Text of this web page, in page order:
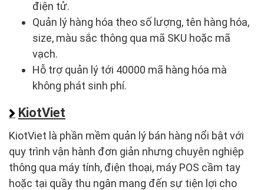
điện tử.
Quản lý hàng hóa theo số lượng, tên hàng hóa,
size, màu sắc thông qua mã SKU hoặc mã
vạch.
Hỗ trợ quản lý tới 40000 mã hàng hóa mà
không phát sinh phí.
KiotViet
KiotViet là phần mềm quản lý bán hàng nổi bật với
quy trình vận hành đơn giản nhưng chuyên nghiệp
thông qua máy tính, điện thoại, máy POS cầm tay
hoặc tại quầy thu ngân mang đến sự tiện lợi cho